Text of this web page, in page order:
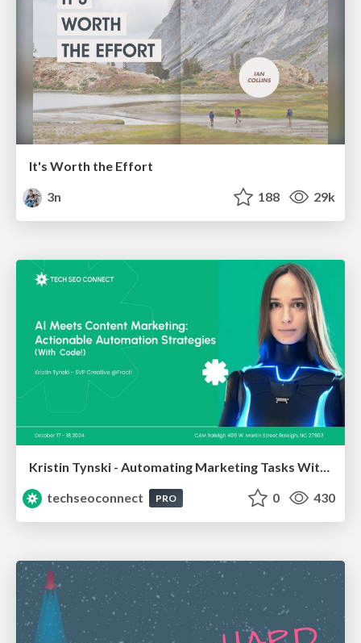
It's Worth the Effort
3n
188 29k
techseoconnect
PRO 0 430